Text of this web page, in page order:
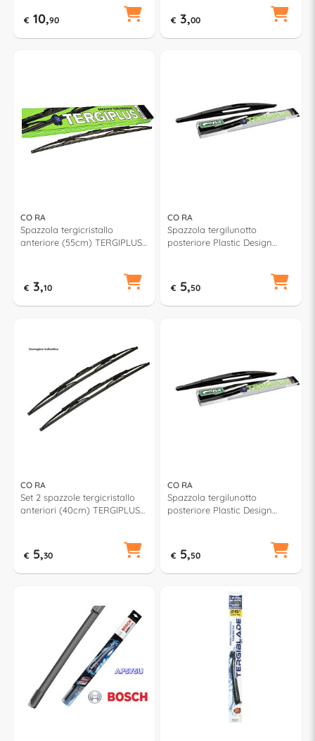
€ 10,90 € 3,00
CO RA
Spazzola tergicristallo
anteriore (55cm) TERGIPLUS
€ 3,10
CO RA
Spazzola tergilunotto
posteriore Plastic Design
€ 5,50
CO RA
Set 2 spazzole tergicristallo
anteriori (40cm) TERGIPLUS
€ 5,30
CO RA
Spazzola tergilunotto
posteriore Plastic Design
€ 5,50